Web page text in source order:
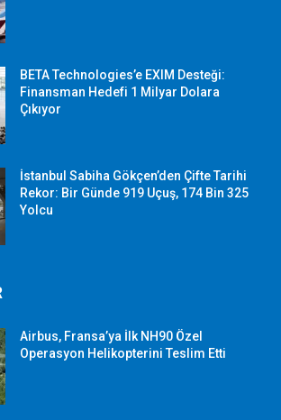
BETA Technologies’e EXIM Desteği:
Finansman Hedefi 1 Milyar Dolara
Çıkıyor
İstanbul Sabiha Gökçen’den Çifte Tarihi
Rekor: Bir Günde 919 Uçuş, 174 Bin 325
Yolcu
Airbus, Fransa’ya İlk NH90 Özel
Operasyon Helikopterini Teslim Etti